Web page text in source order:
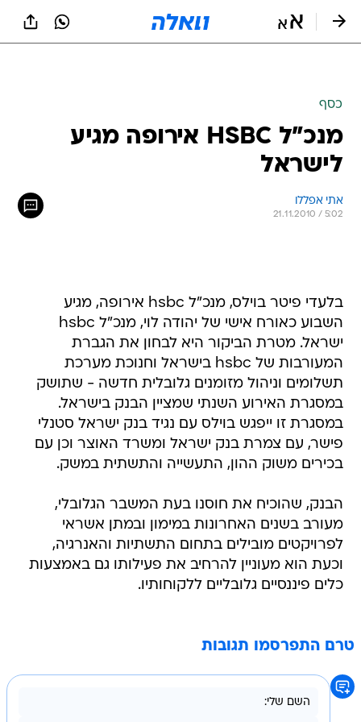
כסף
מנכ"ל HSBC אירופה מגיע
לישראל
אתי אפללו
21.11.2010 / 5:02
בלעדי פיטר בוילס, מנכ"ל hsbc אירופה, מגיע
השבוע כאורח אישי של יהודה לוי, מנכ"ל hsbc
ישראל. מטרת הביקור היא לבחון את הגברת
המעורבות של hsbc בישראל וחנוכת מערכת
תשלומים וניהול מזומנים גלובלית חדשה - שתושק
במסגרת האירוע השנתי שמציין הבנק בישראל.
במסגרת זו ייפגש בוילס עם נגיד בנק ישראל סטנלי
פישר, עם צמרת בנק ישראל ומשרד האוצר וכן עם
בכירים משוק ההון, התעשייה והתשתית במשק.
הבנק, שהוכיח את חוסנו בעת המשבר הגלובלי,
מעורב בשנים האחרונות במימון ובמתן אשראי
לפרויקטים מובילים בתחום התשתיות והאנרגיה,
וכעת הוא מעוניין להרחיב את פעילותו גם באמצעות
כלים פיננסיים גלובליים ללקוחותיו.
טרם התפרסמו תגובות